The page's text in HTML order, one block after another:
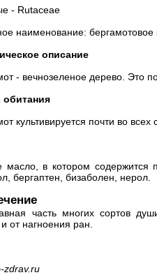
- Rutaceae
наименование:
описание
- вечнозеленое дерево. Это
обитания
культивируется почти во
в котором содержится
бергаптен, бизаболен, нерол.
часть многих сортов
от нагноения ран.
zdrav.ru